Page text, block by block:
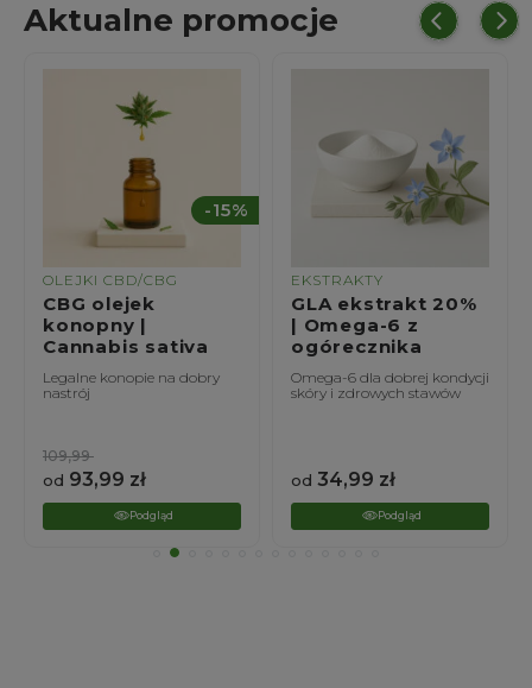
Aktualne promocje
OLEJKI CBD/CBG
CBG olejek
konopny |
Cannabis sativa
Legalne konopie na dobry
nastrój
-15%
od 93,99 zł
109,99
Podgląd
EKSTRAKTY
GLA ekstrakt 20%
| Omega-6 z
ogórecznika
Omega-6 dla dobrej kondycji
skóry i zdrowych stawów
od 34,99 zł
Podgląd